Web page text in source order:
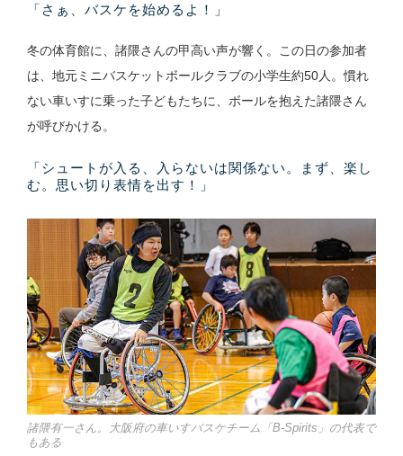
「さぁ、バスケを始めるよ！」
冬の体育館に、諸隈さんの甲高い声が響く。この日の参加者
は、地元ミニバスケットボールクラブの小学生約50人。慣れ
ない車いすに乗った子どもたちに、ボールを抱えた諸隈さん
が呼びかける。
「シュートが入る、入らないは関係ない。まず、楽し
む。思い切り表情を出す！」
諸隈有一さん。大阪府の車いすバスケチーム「B-Spirits」の代表で
もある